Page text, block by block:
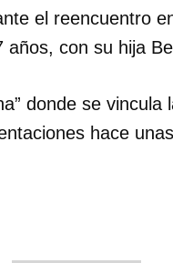
de iniciar sesión con tu
el reencuentro
con su hija
donde se vincula
hace